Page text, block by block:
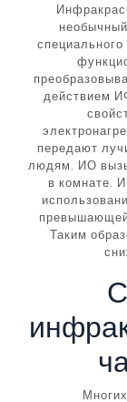
действием
передают
людям. ИО
в комнате.
Таким